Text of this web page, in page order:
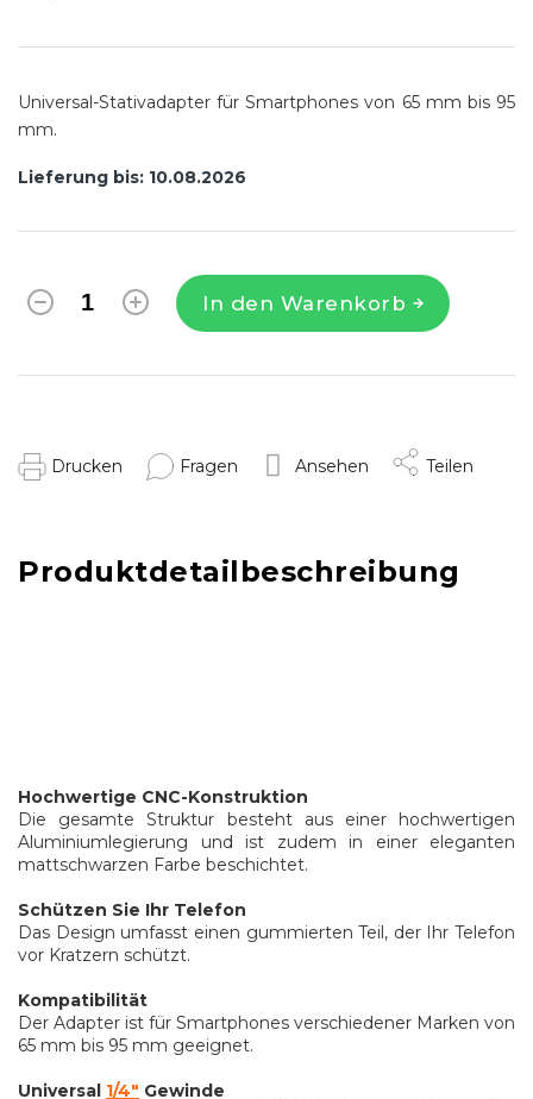
Lieferung bis: 10.08.2026
In den Warenkorb
Universal-Stativadapter für Smartphones von 65 mm bis 95
mm.
Drucken Fragen Ansehen Teilen
Produktdetailbeschreibung
Hochwertige CNC-Konstruktion
Die gesamte Struktur besteht aus einer hochwertigen
Aluminiumlegierung und ist zudem in einer eleganten
mattschwarzen Farbe beschichtet.
Schützen Sie Ihr Telefon
Das Design umfasst einen gummierten Teil, der Ihr Telefon
vor Kratzern schützt.
Kompatibilität
Der Adapter ist für Smartphones verschiedener Marken von
65 mm bis 95 mm geeignet.
Universal 1/4" Gewinde